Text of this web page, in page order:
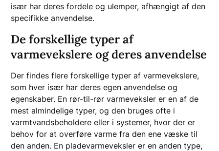
især har deres fordele og ulemper, afhængigt af den
specifikke anvendelse.
De forskellige typer af
varmevekslere og deres anvendelse
Der findes flere forskellige typer af varmevekslere,
som hver især har deres egen anvendelse og
egenskaber. En rør-til-rør varmeveksler er en af de
mest almindelige typer, og den bruges ofte i
varmtvandsbeholdere eller i systemer, hvor der er
behov for at overføre varme fra den ene væske til
den anden. En pladevarmeveksler er en anden type,